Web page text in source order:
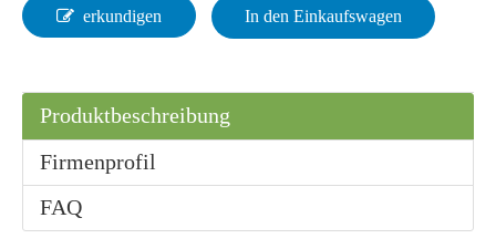
erkundigen In den Einkaufswagen
Produktbeschreibung
Firmenprofil
FAQ